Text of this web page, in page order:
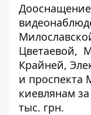
Цветаевой,
Крайней,
и проспекта
киевлянам
тыс. грн.